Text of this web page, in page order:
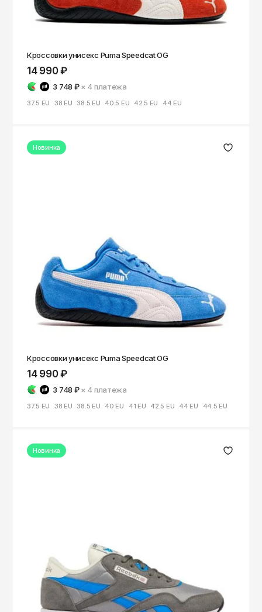
Кроссовки унисекс Puma Speedcat OG
14 990 ₽
3 748 ₽ × 4платежа
37.5 EU 38 EU 38.5 EU 40.5 EU 42.5 EU 44 EU
Новинка
Кроссовки унисекс Puma Speedcat OG
14 990 ₽
3 748 ₽ × 4платежа
37.5 EU 38 EU 38.5 EU 40 EU 41 EU 42.5 EU 44 EU 44.5 EU
Новинка